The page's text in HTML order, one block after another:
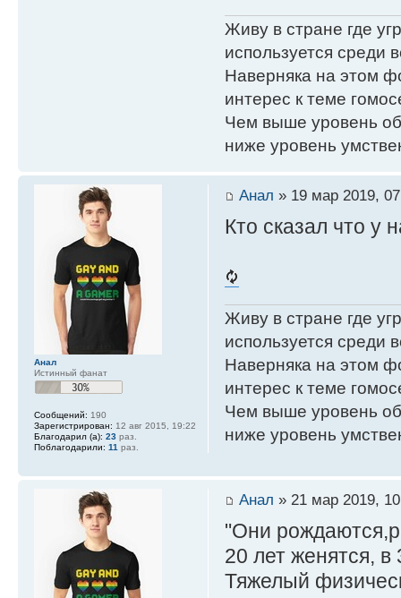
Живу в стране где
используется среди
Наверняка на этом
интерес к теме
Чем выше уровень
ниже уровень
Анал » 19 мар 2019,
Кто сказал что у
Живу в стране где
используется среди
Наверняка на этом
интерес к теме
Чем выше уровень
ниже уровень
Анал
Истинный фанат
Сообщений: 190
Зарегистрирован: 12 авг 2015, 19:22
Благодарил (а): 23 раз.
Поблагодарили: 11 раз.
Анал » 21 мар 2019,
"Они
20 лет женятся,
Тяжелый